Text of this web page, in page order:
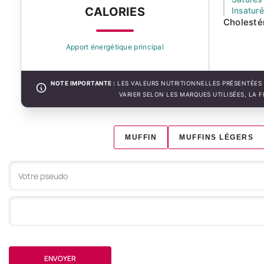
CALORIES
Apport énergétique principal
NOTE IMPORTANTE : LES VALEURS NUTRITIONNELLES
VARIER SELON LES MARQUES UTILISÉES, LA
MUFFIN MUFFINS LÉGERS
Votre commentaire
ENVOYER